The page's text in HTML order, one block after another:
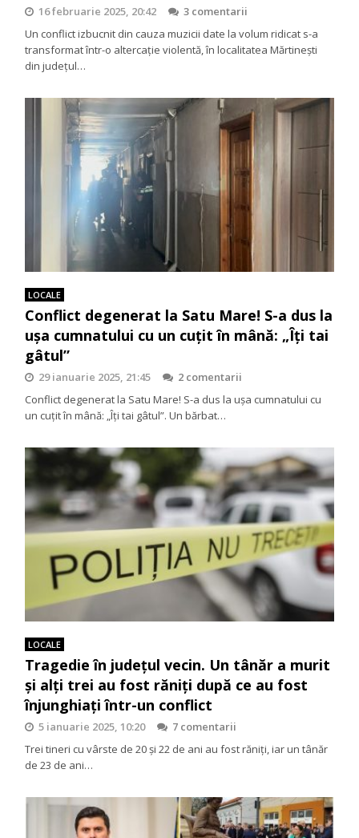
16 februarie 2025, 20:42
3 comentarii
Un conflict izbucnit din cauza muzicii date la volum ridicat s-a
transformat într-o altercație violentă, în localitatea Mărtinești
din județul…
LOCALE
Conflict degenerat la Satu Mare! S-a dus la
ușa cumnatului cu un cuțit în mână: „Îți tai
gâtul”
29 ianuarie 2025, 21:45
2 comentarii
Conflict degenerat la Satu Mare! S-a dus la ușa cumnatului cu
un cuțit în mână: „Îți tai gâtul”. Un bărbat…
LOCALE
Tragedie în județul vecin. Un tânăr a murit
și alți trei au fost răniți după ce au fost
înjunghiați într-un conflict
5 ianuarie 2025, 10:20
7 comentarii
Trei tineri cu vârste de 20 şi 22 de ani au fost răniţi, iar un tânăr
de 23 de ani…